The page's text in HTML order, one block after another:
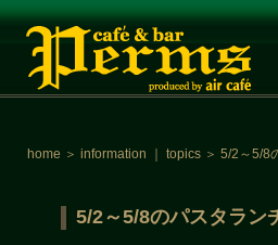
home ＞ information topics ＞ 5/2～5/8
5/2～5/8のパスタラン